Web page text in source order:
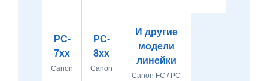
PC-
7xx
Canon
PC-
8xx
Canon
И другие
модели
линейки
Canon FC / PC